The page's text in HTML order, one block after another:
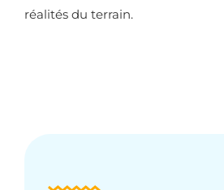
réalités du terrain.